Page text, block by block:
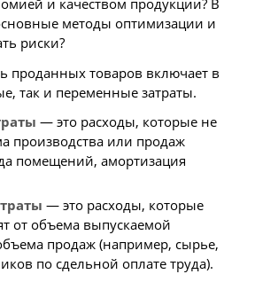
и качеством продукции? В
методы оптимизации и
риски?
проданных товаров включает в
так и переменные затраты.
— это расходы, которые не
производства или продаж
помещений, амортизация
— это расходы, которые
от объема выпускаемой
продаж (например, сырье,
по сдельной оплате труда).